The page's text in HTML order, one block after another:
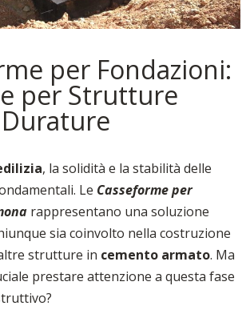
per Fondazioni:
per Strutture
, la solidità e la stabilità delle
Le Casseforme per
rappresentano una soluzione
sia coinvolto nella costruzione
strutture in cemento armato. Ma
prestare attenzione a questa fase